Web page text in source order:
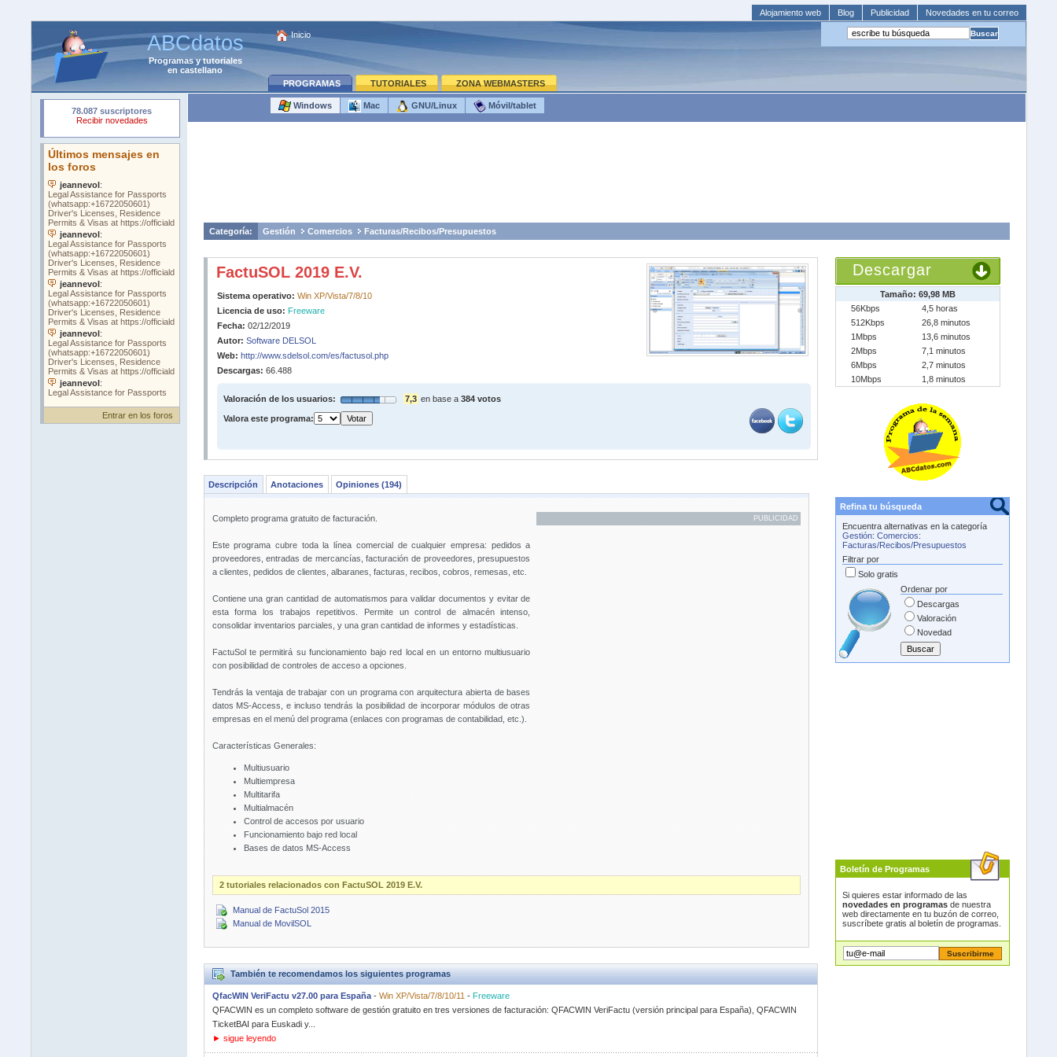
Alojamiento web Blog Publicidad Novedades en tu correo
ABCdatos
Programasytutoriales
en castellano
Inicio
PROGRAMAS TUTORIALES ZONA WEBMASTERS
Entrar en los foros
Windows Mac GNU/Linux Móvil/tablet
Categoría: Gestión Comercios Facturas/Recibos/Presupuestos
FactuSOL 2019 E.V.
Sistema operativo: Win XP/Vista/7/8/10
Licencia de uso: Freeware
Fecha: 02/12/2019
Autor: Software DELSOL
Web: http://www.sdelsol.com/es/factusol.php
Descargas: 66.488
Valoración de los usuarios: 7,3 en base a 384 votos
Valora este programa:
Descripción Anotaciones Opiniones (194)
PUBLICIDAD
Completo programa gratuito de facturación.
Este programa cubre toda la línea comercial de cualquier empresa: pedidos a
proveedores, entradas de mercancías, facturación de proveedores, presupuestos
a clientes, pedidos de clientes, albaranes, facturas, recibos, cobros, remesas, etc.
Contiene una gran cantidad de automatismos para validar documentos y evitar de
esta forma los trabajos repetitivos. Permite un control de almacén intenso,
consolidar inventarios parciales, y una gran cantidad de informes y estadísticas.
FactuSol te permitirá su funcionamiento bajo red local en un entorno multiusuario
con posibilidad de controles de acceso a opciones.
Tendrás la ventaja de trabajar con un programa con arquitectura abierta de bases
datos MS-Access, e incluso tendrás la posibilidad de incorporar módulos de otras
empresas en el menú del programa (enlaces con programas de contabilidad, etc.).
Características Generales:
Multiusuario
Multiempresa
Multitarifa
Multialmacén
Control de accesos por usuario
Funcionamiento bajo red local
Bases de datos MS-Access
2 tutoriales relacionados con FactuSOL 2019 E.V.
Manual de FactuSol 2015
Manual de MovilSOL
También te recomendamos los siguientes programas
QfacWIN VeriFactu v27.00 para España- Win XP/Vista/7/8/10/11 - Freeware
QFACWIN es un completo software de gestión gratuito en tres versiones de facturación: QFACWIN VeriFactu (versión principal para España), QFACWIN
TicketBAI para Euskadi y...
► sigue leyendo
Descargar
Tamaño: 69,98 MB
56Kbps
4,5 horas
512Kbps
26,8 minutos
1Mbps
13,6 minutos
2Mbps
7,1 minutos
6Mbps
2,7 minutos
10Mbps
1,8 minutos
Refina tu búsqueda
Encuentra alternativas en la categoría
Gestión: Comercios:
Facturas/Recibos/Presupuestos
Filtrar por
Solo gratis
Ordenar por
Descargas
Valoración
Novedad
Boletín de Programas
Si quieres estar informado de las
novedades en programasde nuestra
web directamente en tu buzón de correo,
suscríbete gratis al boletín de programas.